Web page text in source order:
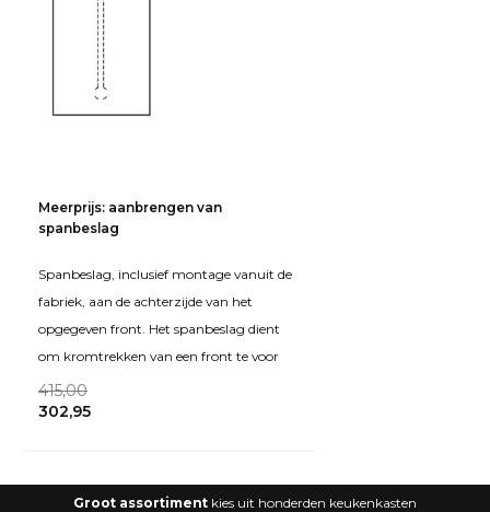
Meerprijs: aanbrengen van
spanbeslag
Spanbeslag, inclusief montage vanuit de
fabriek, aan de achterzijde van het
opgegeven front. Het spanbeslag dient
om kromtrekken van een front te voor
415,00
302,95
Groot assortiment kies uit honderden keukenkasten